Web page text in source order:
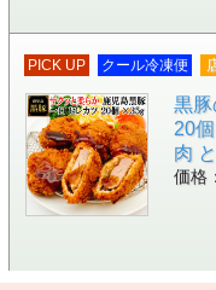
PICK UP クール冷凍便
黒豚
20
肉
価格